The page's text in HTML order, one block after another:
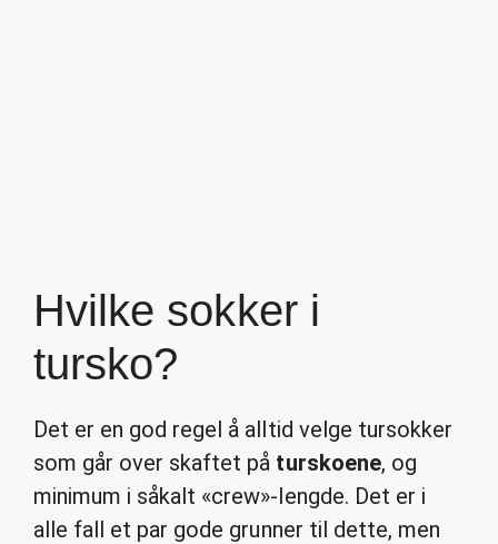
Hvilke sokker i
tursko?
Det er en god regel å alltid velge tursokker
som går over skaftet på turskoene, og
minimum i såkalt «crew»-lengde. Det er i
alle fall et par gode grunner til dette, men